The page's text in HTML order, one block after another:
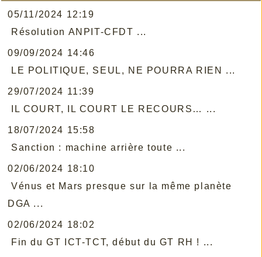
05/11/2024 12:19
Résolution ANPIT-CFDT ...
09/09/2024 14:46
LE POLITIQUE, SEUL, NE POURRA RIEN ...
29/07/2024 11:39
IL COURT, IL COURT LE RECOURS… ...
18/07/2024 15:58
Sanction : machine arrière toute ...
02/06/2024 18:10
Vénus et Mars presque sur la même planète
DGA ...
02/06/2024 18:02
Fin du GT ICT-TCT, début du GT RH ! ...